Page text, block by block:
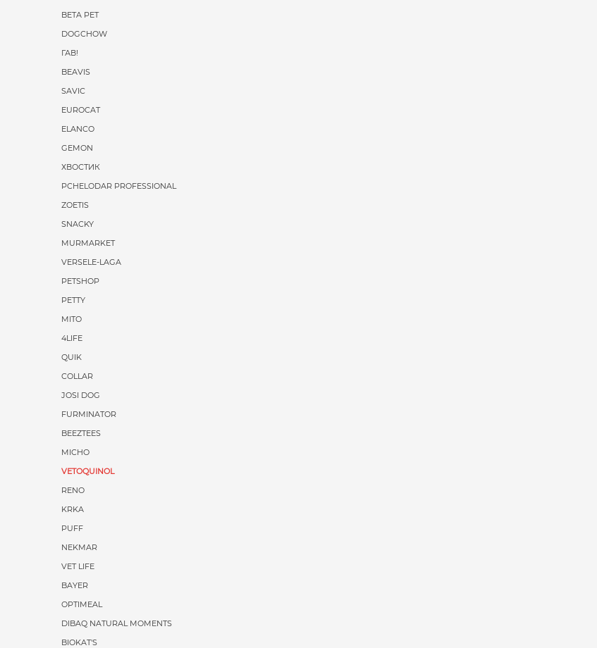
BETA PET
DOGCHOW
ГАВ!
BEAVIS
SAVIC
EUROCAT
ELANCO
GEMON
ХВОСТИК
PCHELODAR PROFESSIONAL
ZOETIS
SNACKY
MURMARKET
VERSELE-LAGA
PETSHOP
PETTY
MITO
4LIFE
QUIK
COLLAR
JOSI DOG
FURMINATOR
BEEZTEES
MICHO
VETOQUINOL
RENO
KRKA
PUFF
NEKMAR
VET LIFE
BAYER
OPTIMEAL
DIBAQ NATURAL MOMENTS
BIOKAT'S